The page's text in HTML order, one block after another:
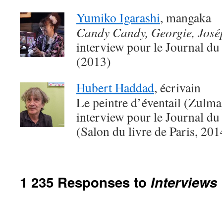
Yumiko Igarashi, mangaka
Candy Candy, Georgie,
interview pour le Journal du
(2013)
Hubert Haddad, écrivain
Le peintre d’éventail
interview pour le Journal du
(Salon du livre de Paris,
1 235 Responses to Interviews